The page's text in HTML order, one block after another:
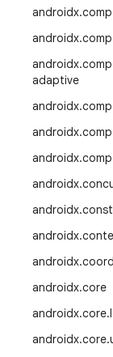
androidx.
androidx.
androidx.
adaptive
androidx.
androidx.
androidx.
androidx.
androidx.
androidx.
androidx.
androidx.core
androidx.core.
androidx.core.